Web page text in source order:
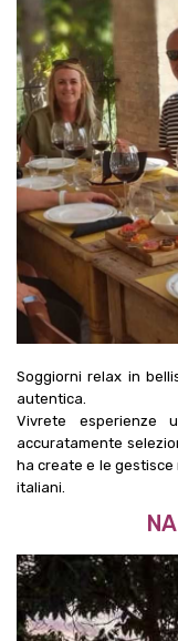
Soggiorni relax in
autentica.
Vivrete esperienze
accuratamente
ha create e le